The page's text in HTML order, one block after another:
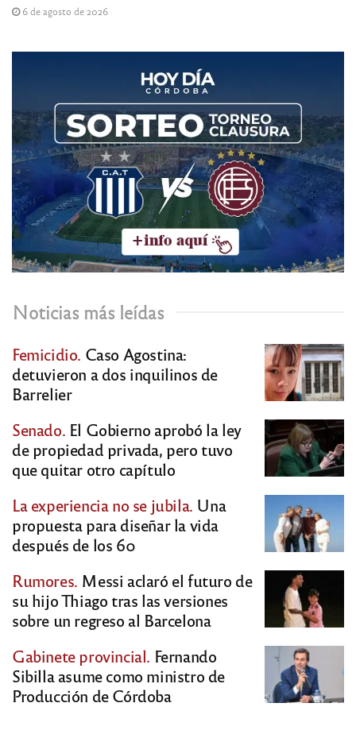
6 de agosto de 2026
Noticias más leídas
Femicidio. Caso Agostina:
detuvieron a dos inquilinos de
Barrelier
Senado. El Gobierno aprobó la ley
de propiedad privada, pero tuvo
que quitar otro capítulo
La experiencia no se jubila. Una
propuesta para diseñar la vida
después de los 60
Rumores. Messi aclaró el futuro de
su hijo Thiago tras las versiones
sobre un regreso al Barcelona
Gabinete provincial. Fernando
Sibilla asume como ministro de
Producción de Córdoba